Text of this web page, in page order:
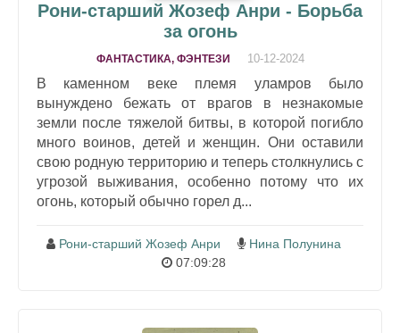
Рони-старший Жозеф Анри - Борьба
за огонь
ФАНТАСТИКА, ФЭНТЕЗИ 10-12-2024
В каменном веке племя уламров было
вынуждено бежать от врагов в незнакомые
земли после тяжелой битвы, в которой погибло
много воинов, детей и женщин. Они оставили
свою родную территорию и теперь столкнулись с
угрозой выживания, особенно потому что их
огонь, который обычно горел д...
Рони-старший Жозеф Анри
Нина Полунина
07:09:28